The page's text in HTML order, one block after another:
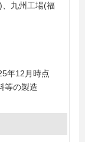
九州工場(福
年12月時点
等の製造